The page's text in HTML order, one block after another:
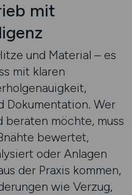
mit
und Material – es
mit klaren
Dokumentation. Wer
beraten möchte, muss
bewertet,
oder Anlagen
der Praxis kommen,
wie Verzug,